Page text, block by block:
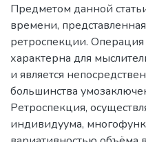
Предметом данной
времени,
ретроспекции.
характерна для
и является
большинства
Ретроспекция,
индивидуума,